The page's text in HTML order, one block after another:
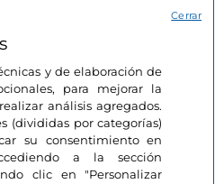
y de elaboración de
para mejorar la
análisis agregados.
(divididas por categorías)
su consentimiento en
a la sección
clic en "Personalizar
Cerrar